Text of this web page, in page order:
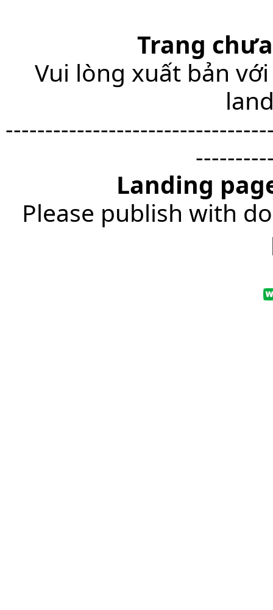
Trang
Vui lòng xuất bản
Landing
Please publish with